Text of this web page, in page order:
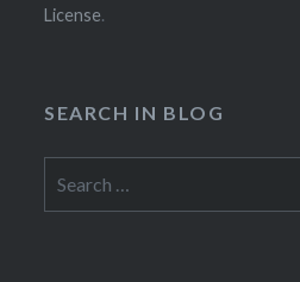
License.
SEARCH IN BLOG
for: